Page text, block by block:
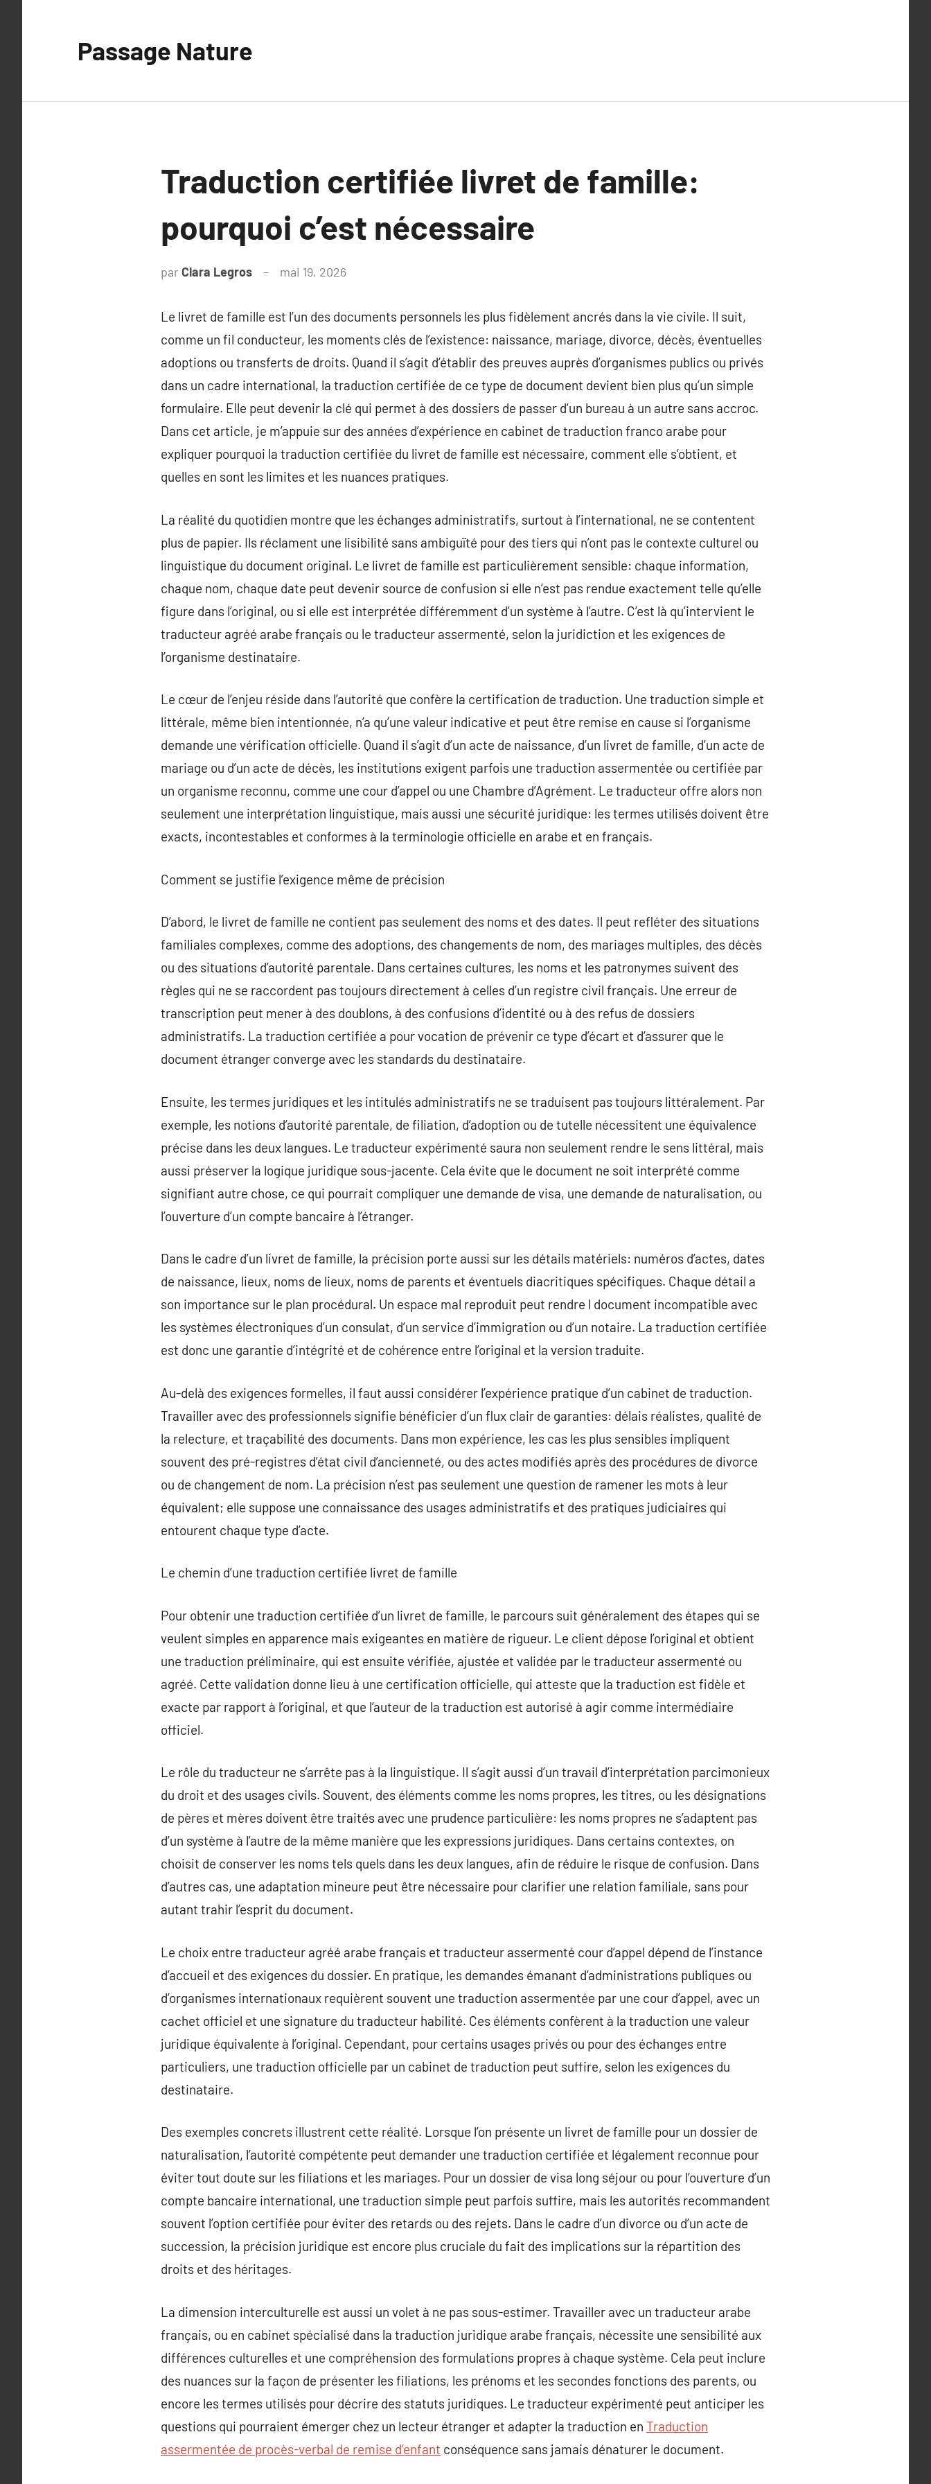
Passage Nature
Traduction certifiée livret de famille:
pourquoi c’est nécessaire
par Clara Legros mai 19, 2026
Le livret de famille est l’un des documents personnels les plus fidèlement ancrés dans la vie civile. Il suit,
comme un fil conducteur, les moments clés de l’existence: naissance, mariage, divorce, décès, éventuelles
adoptions ou transferts de droits. Quand il s’agit d’établir des preuves auprès d’organismes publics ou privés
dans un cadre international, la traduction certifiée de ce type de document devient bien plus qu’un simple
formulaire. Elle peut devenir la clé qui permet à des dossiers de passer d’un bureau à un autre sans accroc.
Dans cet article, je m’appuie sur des années d’expérience en cabinet de traduction franco arabe pour
expliquer pourquoi la traduction certifiée du livret de famille est nécessaire, comment elle s’obtient, et
quelles en sont les limites et les nuances pratiques.
La réalité du quotidien montre que les échanges administratifs, surtout à l’international, ne se contentent
plus de papier. Ils réclament une lisibilité sans ambiguïté pour des tiers qui n’ont pas le contexte culturel ou
linguistique du document original. Le livret de famille est particulièrement sensible: chaque information,
chaque nom, chaque date peut devenir source de confusion si elle n’est pas rendue exactement telle qu’elle
figure dans l’original, ou si elle est interprétée différemment d’un système à l’autre. C’est là qu’intervient le
traducteur agréé arabe français ou le traducteur assermenté, selon la juridiction et les exigences de
l’organisme destinataire.
Le cœur de l’enjeu réside dans l’autorité que confère la certification de traduction. Une traduction simple et
littérale, même bien intentionnée, n’a qu’une valeur indicative et peut être remise en cause si l’organisme
demande une vérification officielle. Quand il s’agit d’un acte de naissance, d’un livret de famille, d’un acte de
mariage ou d’un acte de décès, les institutions exigent parfois une traduction assermentée ou certifiée par
un organisme reconnu, comme une cour d’appel ou une Chambre d’Agrément. Le traducteur offre alors non
seulement une interprétation linguistique, mais aussi une sécurité juridique: les termes utilisés doivent être
exacts, incontestables et conformes à la terminologie officielle en arabe et en français.
Comment se justifie l’exigence même de précision
D’abord, le livret de famille ne contient pas seulement des noms et des dates. Il peut refléter des situations
familiales complexes, comme des adoptions, des changements de nom, des mariages multiples, des décès
ou des situations d’autorité parentale. Dans certaines cultures, les noms et les patronymes suivent des
règles qui ne se raccordent pas toujours directement à celles d’un registre civil français. Une erreur de
transcription peut mener à des doublons, à des confusions d’identité ou à des refus de dossiers
administratifs. La traduction certifiée a pour vocation de prévenir ce type d’écart et d’assurer que le
document étranger converge avec les standards du destinataire.
Ensuite, les termes juridiques et les intitulés administratifs ne se traduisent pas toujours littéralement. Par
exemple, les notions d’autorité parentale, de filiation, d’adoption ou de tutelle nécessitent une équivalence
précise dans les deux langues. Le traducteur expérimenté saura non seulement rendre le sens littéral, mais
aussi préserver la logique juridique sous-jacente. Cela évite que le document ne soit interprété comme
signifiant autre chose, ce qui pourrait compliquer une demande de visa, une demande de naturalisation, ou
l’ouverture d’un compte bancaire à l’étranger.
Dans le cadre d’un livret de famille, la précision porte aussi sur les détails matériels: numéros d’actes, dates
de naissance, lieux, noms de lieux, noms de parents et éventuels diacritiques spécifiques. Chaque détail a
son importance sur le plan procédural. Un espace mal reproduit peut rendre l document incompatible avec
les systèmes électroniques d’un consulat, d’un service d’immigration ou d’un notaire. La traduction certifiée
est donc une garantie d’intégrité et de cohérence entre l’original et la version traduite.
Au-delà des exigences formelles, il faut aussi considérer l’expérience pratique d’un cabinet de traduction.
Travailler avec des professionnels signifie bénéficier d’un flux clair de garanties: délais réalistes, qualité de
la relecture, et traçabilité des documents. Dans mon expérience, les cas les plus sensibles impliquent
souvent des pré-registres d’état civil d’ancienneté, ou des actes modifiés après des procédures de divorce
ou de changement de nom. La précision n’est pas seulement une question de ramener les mots à leur
équivalent; elle suppose une connaissance des usages administratifs et des pratiques judiciaires qui
entourent chaque type d’acte.
Le chemin d’une traduction certifiée livret de famille
Pour obtenir une traduction certifiée d’un livret de famille, le parcours suit généralement des étapes qui se
veulent simples en apparence mais exigeantes en matière de rigueur. Le client dépose l’original et obtient
une traduction préliminaire, qui est ensuite vérifiée, ajustée et validée par le traducteur assermenté ou
agréé. Cette validation donne lieu à une certification officielle, qui atteste que la traduction est fidèle et
exacte par rapport à l’original, et que l’auteur de la traduction est autorisé à agir comme intermédiaire
officiel.
Le rôle du traducteur ne s’arrête pas à la linguistique. Il s’agit aussi d’un travail d’interprétation parcimonieux
du droit et des usages civils. Souvent, des éléments comme les noms propres, les titres, ou les désignations
de pères et mères doivent être traités avec une prudence particulière: les noms propres ne s’adaptent pas
d’un système à l’autre de la même manière que les expressions juridiques. Dans certains contextes, on
choisit de conserver les noms tels quels dans les deux langues, afin de réduire le risque de confusion. Dans
d’autres cas, une adaptation mineure peut être nécessaire pour clarifier une relation familiale, sans pour
autant trahir l’esprit du document.
Le choix entre traducteur agréé arabe français et traducteur assermenté cour d’appel dépend de l’instance
d’accueil et des exigences du dossier. En pratique, les demandes émanant d’administrations publiques ou
d’organismes internationaux requièrent souvent une traduction assermentée par une cour d’appel, avec un
cachet officiel et une signature du traducteur habilité. Ces éléments confèrent à la traduction une valeur
juridique équivalente à l’original. Cependant, pour certains usages privés ou pour des échanges entre
particuliers, une traduction officielle par un cabinet de traduction peut suffire, selon les exigences du
destinataire.
Des exemples concrets illustrent cette réalité. Lorsque l’on présente un livret de famille pour un dossier de
naturalisation, l’autorité compétente peut demander une traduction certifiée et légalement reconnue pour
éviter tout doute sur les filiations et les mariages. Pour un dossier de visa long séjour ou pour l’ouverture d’un
compte bancaire international, une traduction simple peut parfois suffire, mais les autorités recommandent
souvent l’option certifiée pour éviter des retards ou des rejets. Dans le cadre d’un divorce ou d’un acte de
succession, la précision juridique est encore plus cruciale du fait des implications sur la répartition des
droits et des héritages.
La dimension interculturelle est aussi un volet à ne pas sous-estimer. Travailler avec un traducteur arabe
français, ou en cabinet spécialisé dans la traduction juridique arabe français, nécessite une sensibilité aux
différences culturelles et une compréhension des formulations propres à chaque système. Cela peut inclure
des nuances sur la façon de présenter les filiations, les prénoms et les secondes fonctions des parents, ou
encore les termes utilisés pour décrire des statuts juridiques. Le traducteur expérimenté peut anticiper les
questions qui pourraient émerger chez un lecteur étranger et adapter la traduction en Traduction
assermentée de procès-verbal de remise d’enfant conséquence sans jamais dénaturer le document.